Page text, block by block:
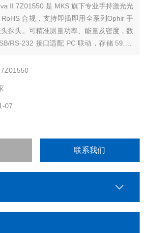
II 7Z01550 是 MKS 旗下专业手持激光光
合规，支持即插即用全系列Ophir 手
探头。可精准测量功率、能量及密度，数
RS-232 接口适配 PC 联动，存储 59.4K
07
联系我们